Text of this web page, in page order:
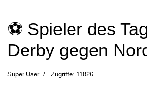
⚽️ Spieler des
Derby gegen
Super User Zugriffe: 11826